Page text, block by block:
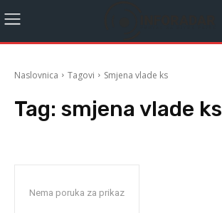
Naslovnica Tagovi Smjena vlade ks
Tag: smjena vlade ks
Nema poruka za prikaz